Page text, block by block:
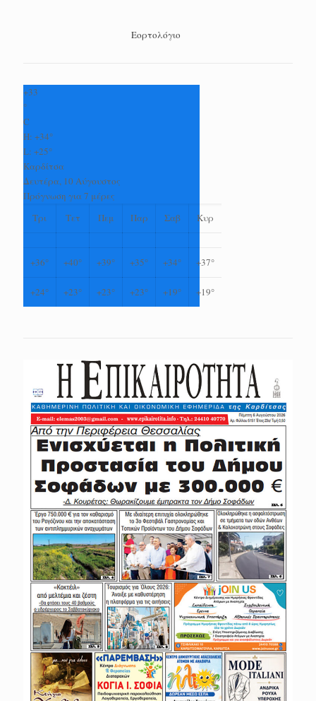
Εορτολόγιο
+33
°
C
H: +34°
L: +25°
Καρδίτσα
Δευτέρα, 10 Αύγουστος
Πρόγνωση για 7 μέρες
Τρι
Τετ Πεμ Παρ Σαβ Κυρ
+36° +40° +39° +35° +34° +37°
+24° +23° +23° +23° +19° +19°